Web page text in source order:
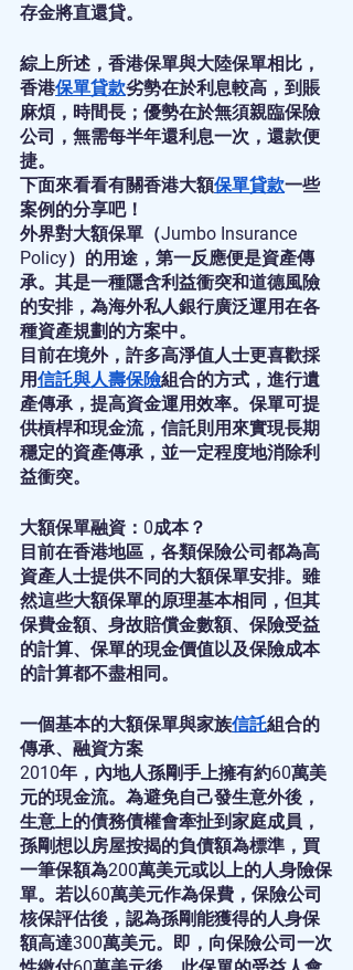
存金將直還貸。
綜上所述，香港保單與大陸保單相比，
香港保單貸款劣勢在於利息較高，到賬
麻煩，時間長；優勢在於無須親臨保險
公司，無需每半年還利息一次，還款便
捷。
下面來看看有關香港大額保單貸款一些
案例的分享吧！
外界對大額保單（Jumbo Insurance
Policy）的用途，第一反應便是資產傳
承。其是一種隱含利益衝突和道德風險
的安排，為海外私人銀行廣泛運用在各
種資產規劃的方案中。
目前在境外，許多高淨值人士更喜歡採
用信託與人壽保險組合的方式，進行遺
產傳承，提高資金運用效率。保單可提
供槓桿和現金流，信託則用來實現長期
穩定的資產傳承，並一定程度地消除利
益衝突。
大額保單融資：0成本？
目前在香港地區，各類保險公司都為高
資產人士提供不同的大額保單安排。雖
然這些大額保單的原理基本相同，但其
保費金額、身故賠償金數額、保險受益
的計算、保單的現金價值以及保險成本
的計算都不盡相同。
一個基本的大額保單與家族信託組合的
傳承、融資方案
2010年，內地人孫剛手上擁有約60萬美
元的現金流。為避免自己發生意外後，
生意上的債務債權會牽扯到家庭成員，
孫剛想以房屋按揭的負債額為標準，買
一筆保額為200萬美元或以上的人身險保
單。若以60萬美元作為保費，保險公司
核保評估後，認為孫剛能獲得的人身保
額高達300萬美元。即，向保險公司一次